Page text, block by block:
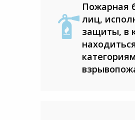
Пожарная
лиц,
защиты, в